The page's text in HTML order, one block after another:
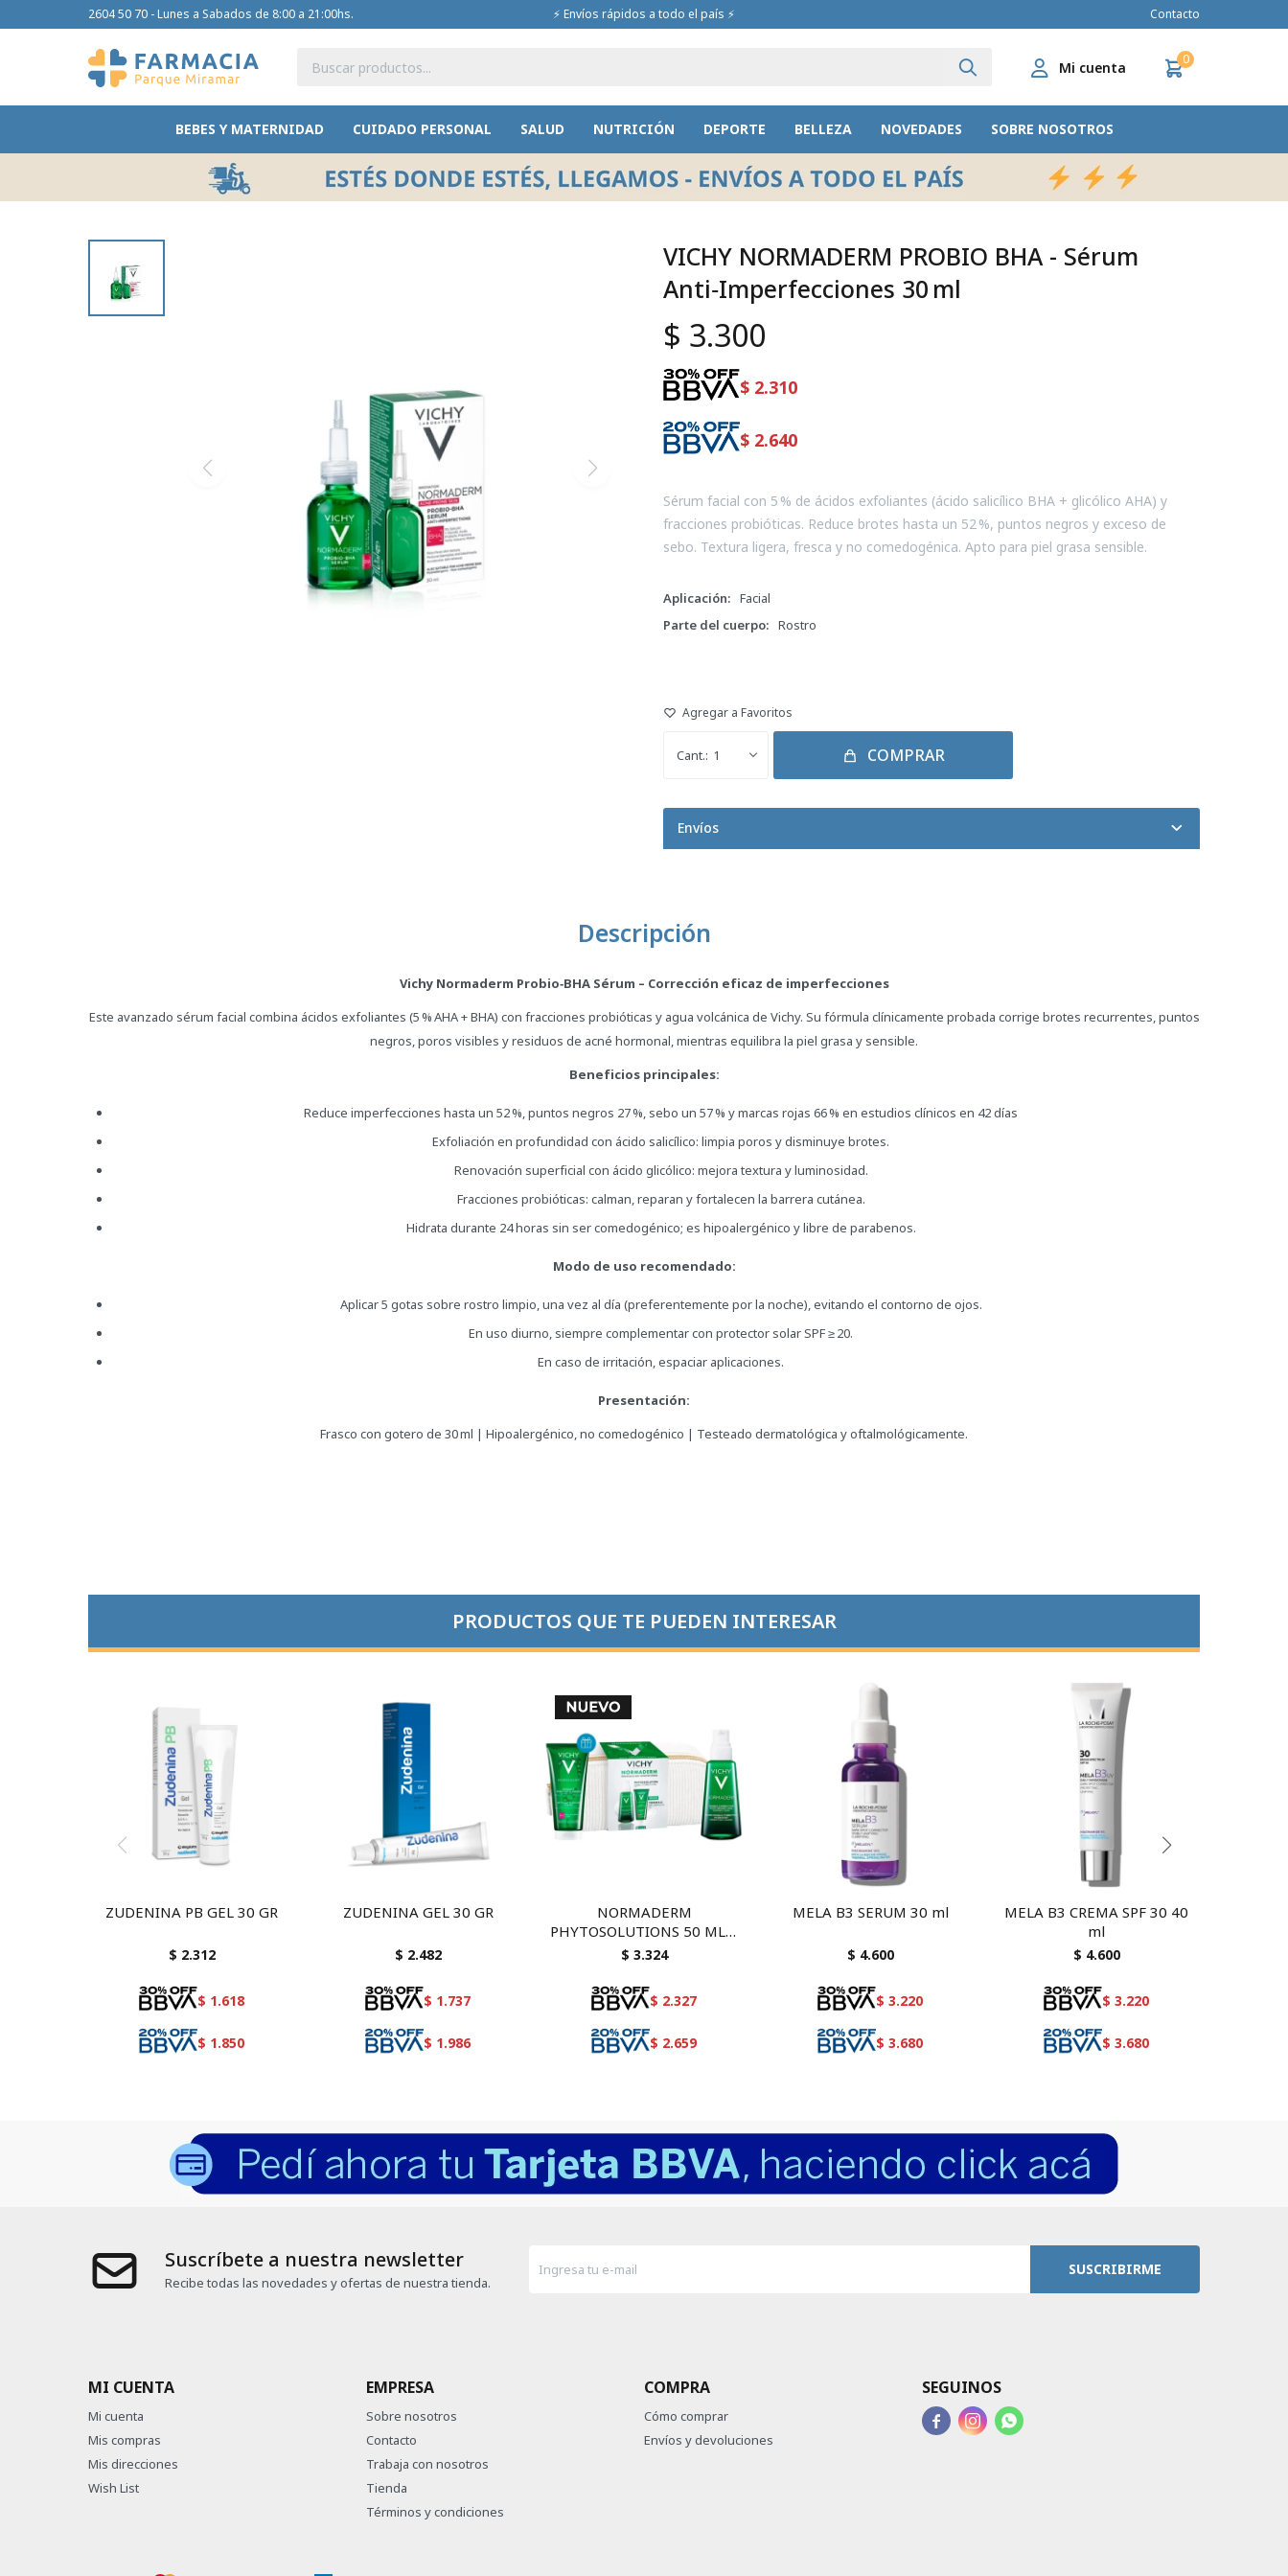
BEBES Y MATERNIDAD CUIDADO PERSONAL SALUD NUTRICIÓN DEPORTE BELLEZA NOVEDADES SOBRE NOSOTROS
0
2604 50 70 - Lunes a Sabados de 8:00 a 21:00hs. ⚡ Envíos rápidos a todo el país ⚡ Contacto
VICHY NORMADERM PROBIO BHA - Sérum
Anti‑Imperfecciones 30 ml
$ 3.300
$ 2.310
$ 2.640
Sérum facial con 5 % de ácidos exfoliantes (ácido salicílico BHA + glicólico AHA) y
fracciones probióticas. Reduce brotes hasta un 52 %, puntos negros y exceso de
sebo. Textura ligera, fresca y no comedogénica. Apto para piel grasa sensible.
Aplicación
Facial
Parte del cuerpo
Rostro
1 COMPRAR
Envíos
Descripción
Vichy Normaderm Probio‑BHA Sérum – Corrección eficaz de imperfecciones
Este avanzado sérum facial combina ácidos exfoliantes (5 % AHA + BHA) con fracciones probióticas y agua volcánica de Vichy. Su fórmula clínicamente probada corrige brotes recurrentes, puntos
negros, poros visibles y residuos de acné hormonal, mientras equilibra la piel grasa y sensible.
Beneficios principales:
Reduce imperfecciones hasta un 52 %, puntos negros 27 %, sebo un 57 % y marcas rojas 66 % en estudios clínicos en 42 días
Exfoliación en profundidad con ácido salicílico: limpia poros y disminuye brotes.
Renovación superficial con ácido glicólico: mejora textura y luminosidad.
Fracciones probióticas: calman, reparan y fortalecen la barrera cutánea.
Hidrata durante 24 horas sin ser comedogénico; es hipoalergénico y libre de parabenos.
Modo de uso recomendado:
Aplicar 5 gotas sobre rostro limpio, una vez al día (preferentemente por la noche), evitando el contorno de ojos.
En uso diurno, siempre complementar con protector solar SPF ≥ 20.
En caso de irritación, espaciar aplicaciones.
Presentación:
Frasco con gotero de 30 ml | Hipoalergénico, no comedogénico | Testeado dermatológica y oftalmológicamente.
PRODUCTOS QUE TE PUEDEN INTERESAR
ZUDENINA PB GEL 30 GR
$ 2.312
$ 1.618
$ 1.850
ZUDENINA GEL 30 GR
$ 2.482
$ 1.737
$ 1.986
NORMADERM
PHYTOSOLUTIONS 50 ML +
NORMADERM THERMALE
$ 3.324
$ 2.327
$ 2.659
MELA B3 SERUM 30 ml
$ 4.600
$ 3.220
$ 3.680
MELA B3 CREMA SPF 30 40
ml
$ 4.600
$ 3.220
$ 3.680
Suscríbete a nuestra newsletter
Recibe todas las novedades y ofertas de nuestra tienda.
SUSCRIBIRME
MI CUENTA
Mi cuenta
Mis compras
Mis direcciones
Wish List
EMPRESA
Sobre nosotros
Contacto
Trabaja con nosotros
Tienda
Términos y condiciones
COMPRA
Cómo comprar
Envíos y devoluciones
SEGUINOS
  